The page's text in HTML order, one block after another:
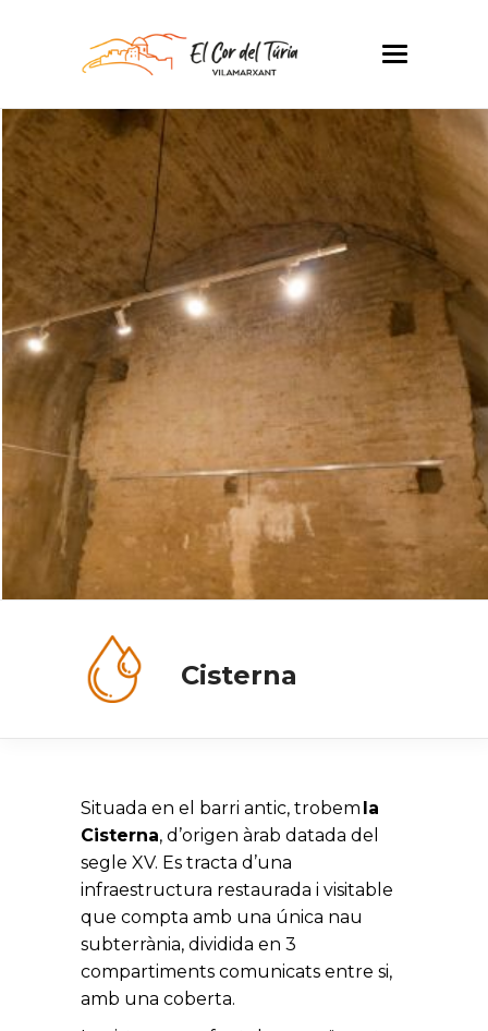
Cisterna
Situada en el barri antic, trobem la
Cisterna, d’origen àrab datada del
segle XV. Es tracta d’una
infraestructura restaurada i visitable
que compta amb una única nau
subterrània, dividida en 3
compartiments comunicats entre si,
amb una coberta.